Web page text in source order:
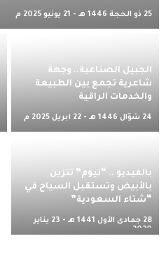
25 ذو الحجة 1446 هـ - 21 يونيو 2025 م
الجبيل الصناعية.. وجهة
شاعرية تجمع بين الطبيعة
والخدمات الراقية
24 شوّال 1446 هـ - 22 أبريل 2025 م
بالفيديو .. “نيوم” تتزين
بالأبيض وتستقبل السياح في
“شتاء السعودية”
28 جمادى الأول 1441 هـ - 23 يناير
2020 م